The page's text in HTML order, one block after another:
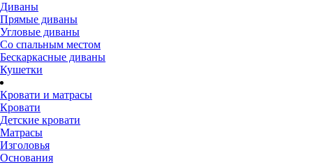
Диваны
Прямые диваны
Угловые диваны
Со спальным местом
Бескаркасные диваны
Кушетки
Кровати и матрасы
Кровати
Детские кровати
Матрасы
Изголовья
Основания